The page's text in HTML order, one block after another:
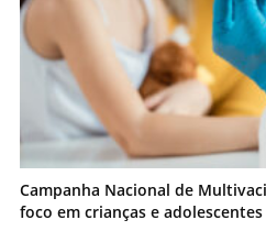
Campanha Nacional de
foco em crianças e adolescentes